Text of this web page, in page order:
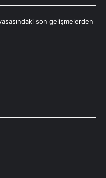
son gelişmelerden